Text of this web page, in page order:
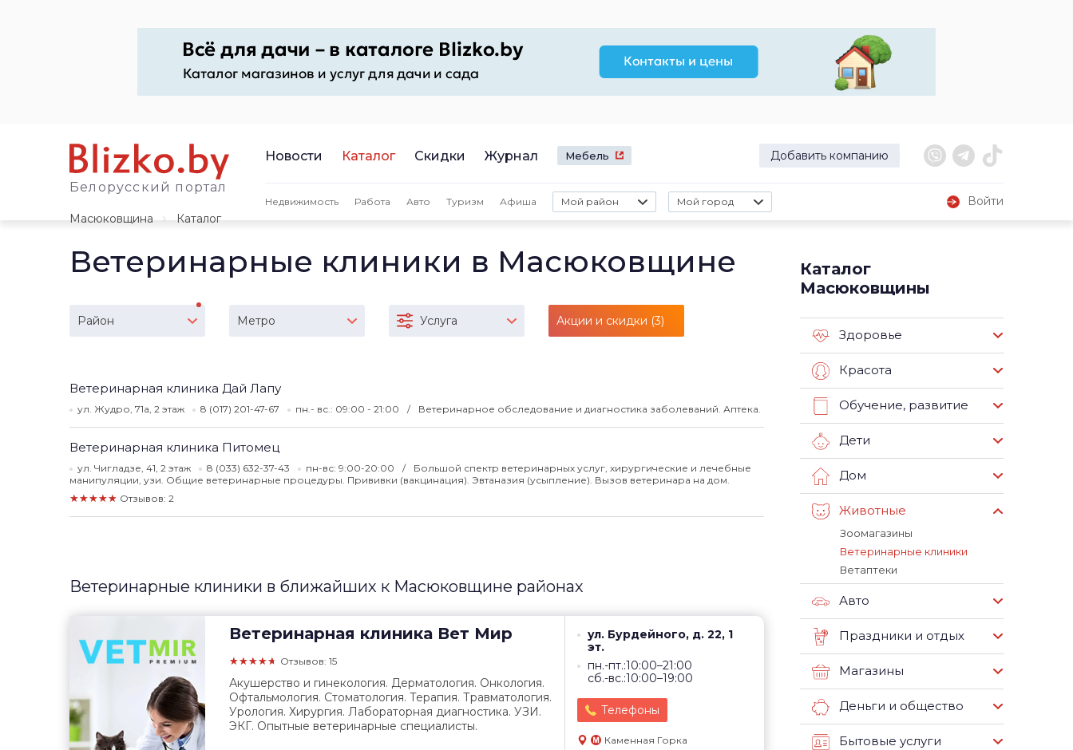
Белорусский портал
Новости Каталог Скидки Журнал Мебель Добавить компанию
Недвижимость Работа Авто Туризм Афиша Мой район Мой город
Войти
Масюковщина
Каталог
Ветеринарные клиники в Масюковщине
Район Метро Услуга Акции и скидки (3)
Ветеринарная клиника Дай Лапу
ул. Жудро, 71а, 2 этаж 8 (017) 201-47-67 пн.- вс.: 09:00 - 21:00 Ветеринарное обследование и диагностика заболеваний. Аптека.
Ветеринарная клиника Питомец
ул. Чигладзе, 41, 2 этаж 8 (033) 632-37-43 пн-вс: 9:00-20:00
Большой спектр ветеринарных услуг, хирургические и лечебные
манипуляции, узи. Общие ветеринарные процедуры. Прививки (вакцинация). Эвтаназия (усыпление). Вызов ветеринара на дом.
★★★★★ Отзывов: 2
Ветеринарные клиники в ближайших к Масюковщине районах
Ветеринарная клиника Вет Мир
★★★★★ Отзывов: 15
ул. Бурдейного, д. 22, 1
эт.
пн.-пт.:10:00–21:00
сб.-вс.:10:00–19:00
Телефоны
Каменная Горка
Акушерство и гинекология. Дерматология. Онкология.
Офтальмология. Стоматология. Терапия. Травматология.
Урология. Хирургия. Лабораторная диагностика. УЗИ.
ЭКГ. Опытные ветеринарные специалисты.
Каталог
Масюковщины
Здоровье
Красота
Обучение, развитие
Дети
Дом
Животные
Зоомагазины
Ветеринарные клиники
Ветаптеки
Авто
Праздники и отдых
Магазины
Деньги и общество
Бытовые услуги